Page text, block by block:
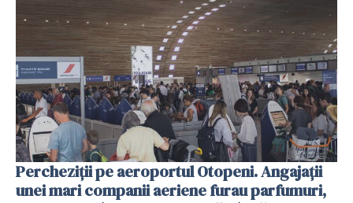
Percheziții pe aeroportul Otopeni. Angajații
unei mari companii aeriene furau parfumuri,